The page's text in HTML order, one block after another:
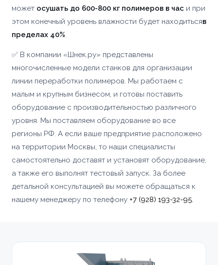
может осушать до 600-800 кг полимеров в час и при
этом конечный уровень влажности будет находитьсяв
пределах 40%.
✅ В компании «Шнек.ру» представлены
многочисленные модели станков для организации
линии переработки полимеров. Мы работаем с
малым и крупным бизнесом, и готовы поставить
оборудование с производительностью различного
уровня. Мы поставляем оборудование во все
регионы РФ. А если ваше предприятие расположено
на территории Москвы, то наши специалисты
самостоятельно доставят и установят оборудование,
а также его выполнят тестовый запуск. За более
детальной консультацией вы можете обращаться к
нашему менеджеру по телефону +7 (928) 193-32-95.